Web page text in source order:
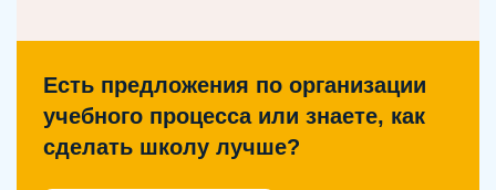
Есть предложения по организации
учебного процесса или знаете, как
сделать школу лучше?